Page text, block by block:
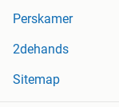
Perskamer
2dehands
Sitemap